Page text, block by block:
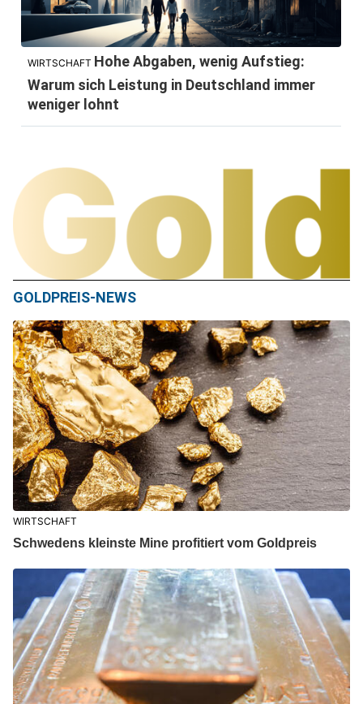
WIRTSCHAFT Hohe Abgaben, wenig Aufstieg:
Warum sich Leistung in Deutschland immer
weniger lohnt
GOLDPREIS-NEWS
WIRTSCHAFT
Schwedens kleinste Mine profitiert vom Goldpreis